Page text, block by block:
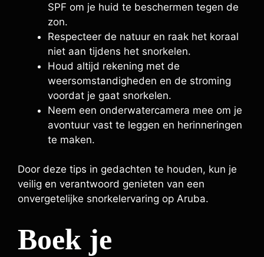
SPF om je huid te beschermen tegen de
zon.
Respecteer de natuur en raak het koraal
niet aan tijdens het snorkelen.
Houd altijd rekening met de
weersomstandigheden en de stroming
voordat je gaat snorkelen.
Neem een onderwatercamera mee om je
avontuur vast te leggen en herinneringen
te maken.
Door deze tips in gedachten te houden, kun je
veilig en verantwoord genieten van een
onvergetelijke snorkelervaring op Aruba.
Boek je